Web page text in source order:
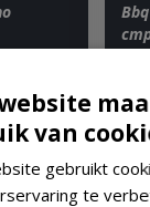
€
van
gebruikt
te